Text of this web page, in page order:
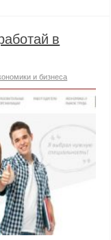
в
и бизнеса